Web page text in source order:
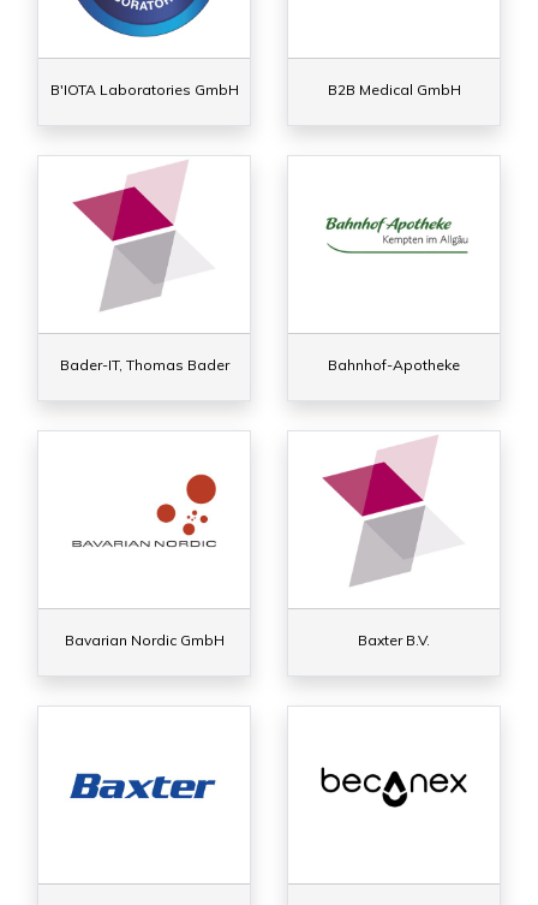
B'IOTA Laboratories GmbH B2B Medical GmbH
Bader-IT, Thomas Bader Bahnhof-Apotheke
Bavarian Nordic GmbH Baxter B.V.